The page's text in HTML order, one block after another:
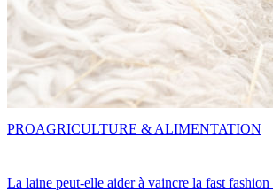
La laine peut-elle aider à vaincre la fast fashion
PROAGRICULTURE & ALIMENTATION